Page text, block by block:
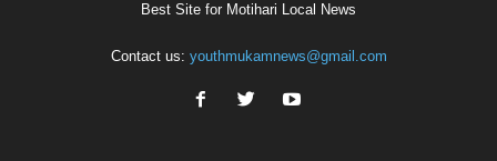
Best Site for Motihari Local News
Contact us: youthmukamnews@gmail.com